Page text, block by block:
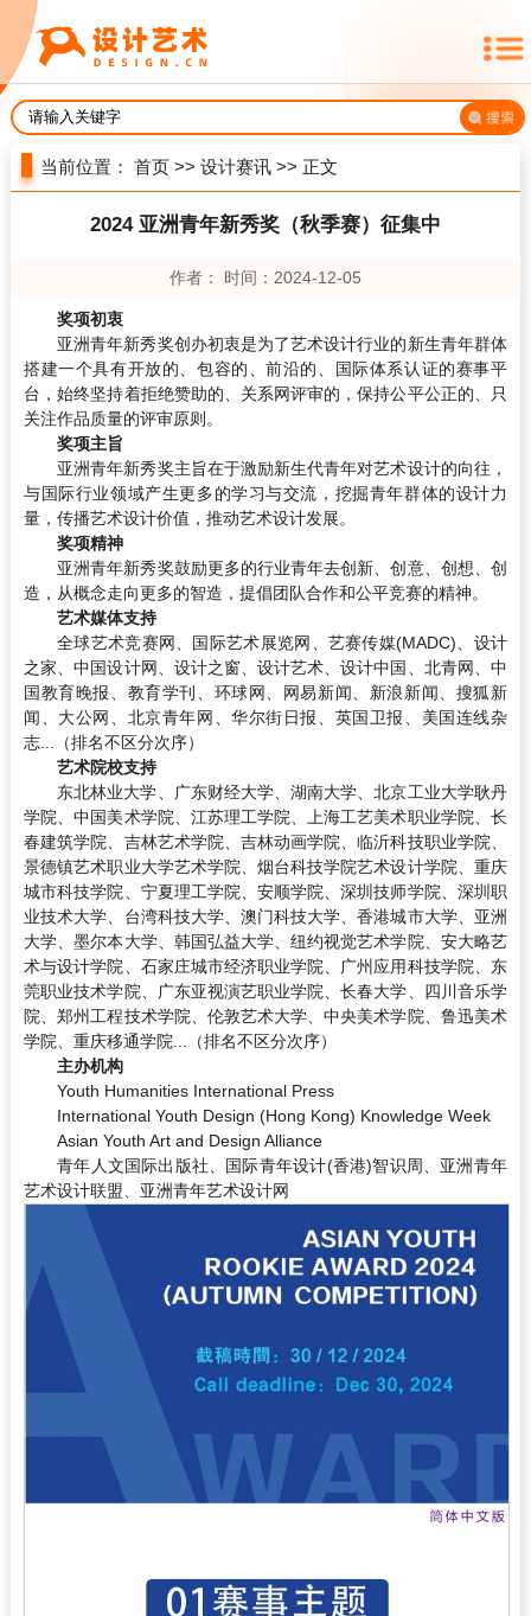
当前位置：首页 >>设计赛讯 >> 正文
2024 亚洲青年新秀奖（秋季赛）征集中
作者： 时间：2024-12-05
奖项初衷
亚洲青年新秀奖创办初衷是为了艺术设计行业的新生青年群体
搭建一个具有开放的、包容的、前沿的、国际体系认证的赛事平
台，始终坚持着拒绝赞助的、关系网评审的，保持公平公正的、只
关注作品质量的评审原则。
奖项主旨
亚洲青年新秀奖主旨在于激励新生代青年对艺术设计的向往，
与国际行业领域产生更多的学习与交流，挖掘青年群体的设计力
量，传播艺术设计价值，推动艺术设计发展。
奖项精神
亚洲青年新秀奖鼓励更多的行业青年去创新、创意、创想、创
造，从概念走向更多的智造，提倡团队合作和公平竞赛的精神。
艺术媒体支持
全球艺术竞赛网、国际艺术展览网、艺赛传媒(MADC)、设计
之家、中国设计网、设计之窗、设计艺术、设计中国、北青网、中
国教育晚报、教育学刊、环球网、网易新闻、新浪新闻、搜狐新
闻、大公网、北京青年网、华尔街日报、英国卫报、美国连线杂
志...（排名不区分次序）
艺术院校支持
东北林业大学、广东财经大学、湖南大学、北京工业大学耿丹
学院、中国美术学院、江苏理工学院、上海工艺美术职业学院、长
春建筑学院、吉林艺术学院、吉林动画学院、临沂科技职业学院、
景德镇艺术职业大学艺术学院、烟台科技学院艺术设计学院、重庆
城市科技学院、宁夏理工学院、安顺学院、深圳技师学院、深圳职
业技术大学、台湾科技大学、澳门科技大学、香港城市大学、亚洲
大学、墨尔本大学、韩国弘益大学、纽约视觉艺术学院、安大略艺
术与设计学院、石家庄城市经济职业学院、广州应用科技学院、东
莞职业技术学院、广东亚视演艺职业学院、长春大学、四川音乐学
院、郑州工程技术学院、伦敦艺术大学、中央美术学院、鲁迅美术
学院、重庆移通学院...（排名不区分次序）
主办机构
Youth Humanities International Press
International Youth Design (Hong Kong) Knowledge Week
Asian Youth Art and Design Alliance
青年人文国际出版社、国际青年设计(香港)智识周、亚洲青年
艺术设计联盟、亚洲青年艺术设计网